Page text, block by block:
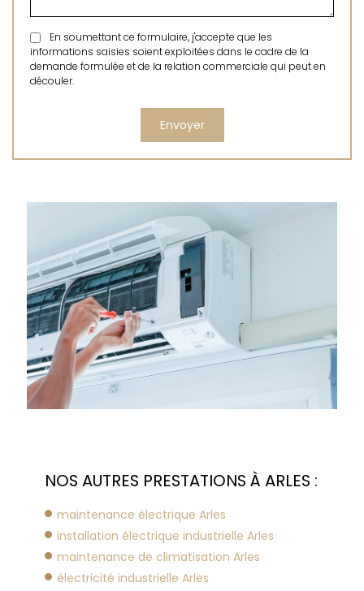
En soumettant ce formulaire, j'accepte que les
informations saisies soient exploitées dans le cadre de la
demande formulée et de la relation commerciale qui peut en
découler.
NOS AUTRES PRESTATIONS À ARLES :
maintenance électrique Arles
installation électrique industrielle Arles
maintenance de climatisation Arles
électricité industrielle Arles